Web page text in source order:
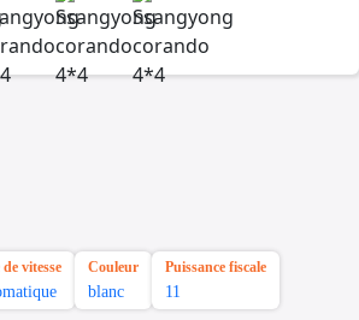
vitesse Couleur
blanc
Puissance fiscale
11